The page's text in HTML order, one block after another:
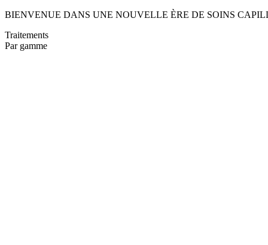
BIENVENUE DANS UNE NOUVELLE ÈRE DE SOINS
Traitements
Par gamme